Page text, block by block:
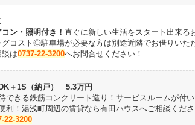
コン・照明付き！ 直ぐに新しい生活をスタート出来る
コスト◎駐車場が必要な方は別途近隣でお借りいた
は0737-22-3200へお問合せください！
＋1S（納戸） 5.3万円
できる鉄筋コンクリート造り！サービスルームが付
利！湯浅町周辺の賃貸なら有田ハウスへご相談くだ
22-3200